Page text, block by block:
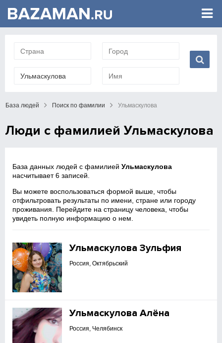
База людей Поиск по фамилии Ульмаскулова
Люди с фамилией Ульмаскулова
База данных людей с фамилиейУльмаскулова
насчитывает 6 записей.
Вы можете воспользоваться формой выше, чтобы
отфильтровать результаты по имени, стране или городу
проживания. Перейдите на страницу человека, чтобы
увидеть полную информацию о нем.
Ульмаскулова Зульфия
Россия, Октябрьский
Ульмаскулова Алёна
Россия, Челябинск